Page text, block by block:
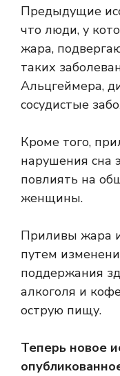
Предыдущие
что люди, у
жара,
таких
Альцгеймера,
сосудистые
Кроме того,
нарушения сна
повлиять на
женщины.
Приливы жара
путем
поддержания
алкоголя и
острую пищу.
Теперь новое